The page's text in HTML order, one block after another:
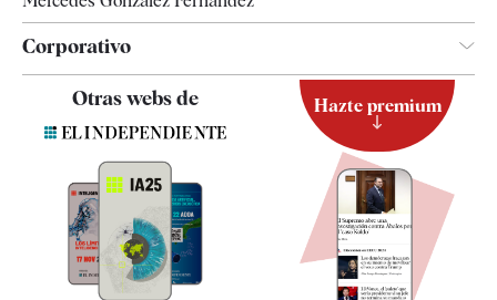
Corporativo
Quiénes somos
Especificaciones
Otras webs de Hazte premium